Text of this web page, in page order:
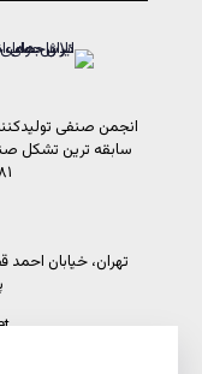
انجمن صنفی
سابقه ترین تشکل
۱۳۸۱
تهران، خیابان